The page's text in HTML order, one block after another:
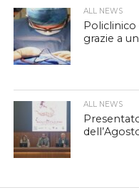
ALL NEWS
grazie a
ALL NEWS